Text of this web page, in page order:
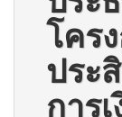
โคร
ประ
การ